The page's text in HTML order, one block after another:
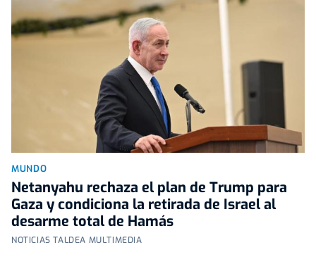
MUNDO
Netanyahu rechaza el plan de Trump para
Gaza y condiciona la retirada de Israel al
desarme total de Hamás
NOTICIAS TALDEA MULTIMEDIA